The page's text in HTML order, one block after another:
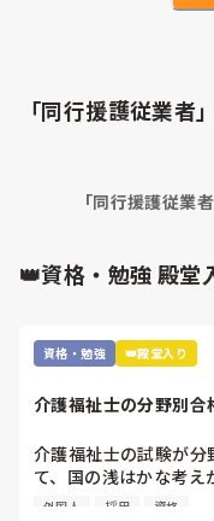
「同行援護従業者
「同行援護従業
👑資格・勉強 殿堂
資格・勉強 👑殿堂入り
介護福祉士の分野別合
介護福祉士の試験が
て、国の浅はかな考え
利用は、外国人の合
外国人 採用 資格